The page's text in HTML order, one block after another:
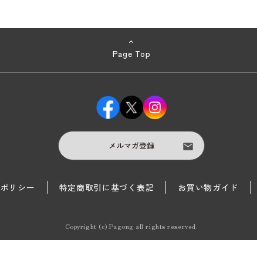
Page Top
メルマガ登録
リシー 特定商取引に基づく表記 お買い物ガイド
Copyright (c) Pagong all rights reserved.